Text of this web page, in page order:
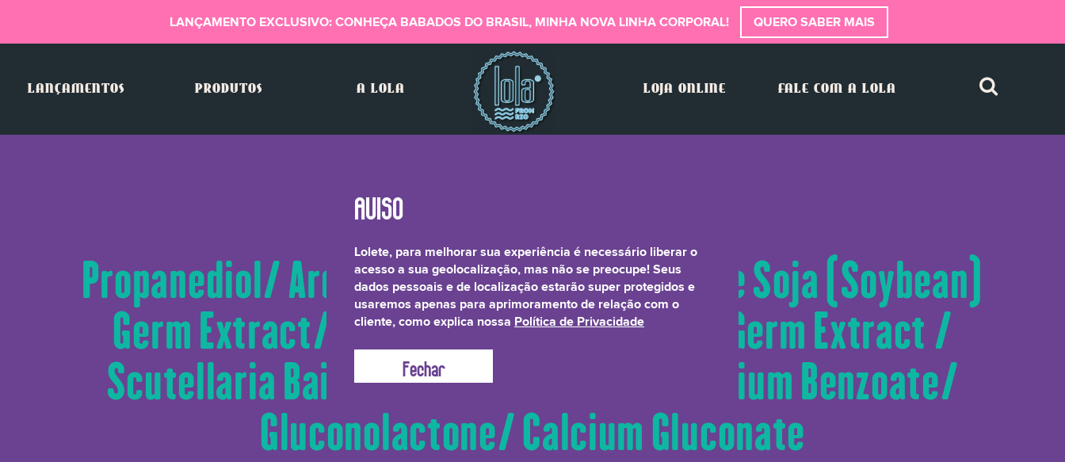
LANÇAMENTO EXCLUSIVO: CONHEÇA BABADOS DO BRASIL, MINHA NOVA LINHA CORPORAL! QUERO SABER MAIS
LANÇAMENTOS PRODUTOS A LOLA LOJA ONLINE FALE COM A LOLA
Propanediol/ Arginine/ Lactic Acid/ Glycine Soja (Soybean)
Germ Extract/ Triticum Vulgare (Wheat) Germ Extract /
Scutellaria Baicalensis Root Extract/ Sodium Benzoate/
Gluconolactone/ Calcium Gluconate
Lolete, para melhorar sua experiência é necessário liberar o
acesso a sua geolocalização, mas não se preocupe! Seus
dados pessoais e de localização estarão super protegidos e
usaremos apenas para aprimoramento de relação com o
cliente, como explica nossa Política de Privacidade